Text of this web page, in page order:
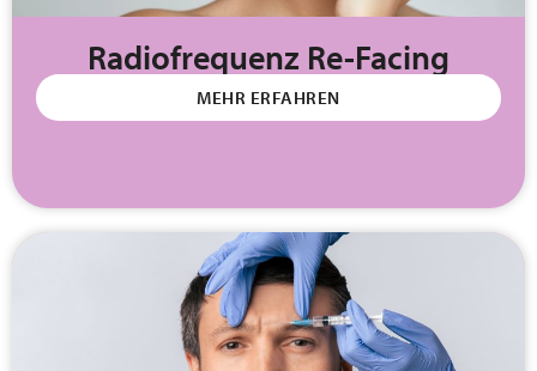
Radiofrequenz Re-Facing
MEHR ERFAHREN